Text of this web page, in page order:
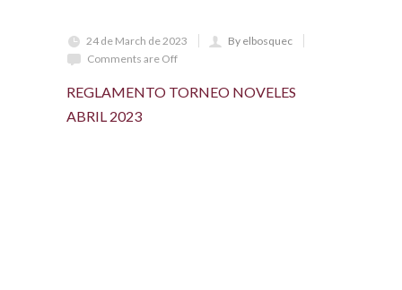
24 de March de 2023
By elbosquec
Comments are Off
REGLAMENTO TORNEO NOVELES
ABRIL 2023